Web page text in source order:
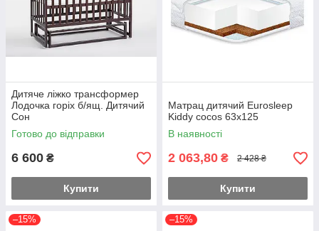
Дитяче ліжко трансформер
Лодочка горіх б/ящ. Дитячий
Сон
Готово до відправки
6 600 ₴
Купити
Матрац дитячий Eurosleep
Kiddy cocos 63х125
В наявності
2 063,80 ₴ 2 428 ₴
Купити
–15% –15%